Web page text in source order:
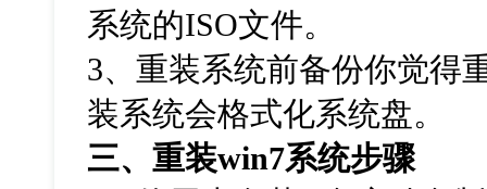
系统的ISO文件。
3、重装系统前备份你觉得
装系统会格式化系统盘。
三、重装win7系统步骤